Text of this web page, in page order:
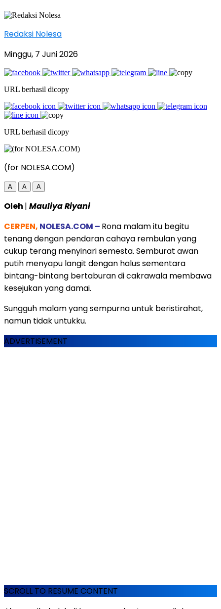
Redaksi Nolesa
Minggu, 7 Juni 2026
URL berhasil dicopy
URL berhasil dicopy
(for NOLESA.COM)
A A A
Oleh | Mauliya Riyani
CERPEN, NOLESA.COM – Rona malam itu begitu
tenang dengan pendaran cahaya rembulan yang
cukup terang menyinari semesta. Semburat awan
putih menyapu langit dengan halus sementara
bintang-bintang bertaburan di cakrawala membawa
kesejukan yang damai.
Sungguh malam yang sempurna untuk beristirahat,
namun tidak untukku.
ADVERTISEMENT
SCROLL TO RESUME CONTENT